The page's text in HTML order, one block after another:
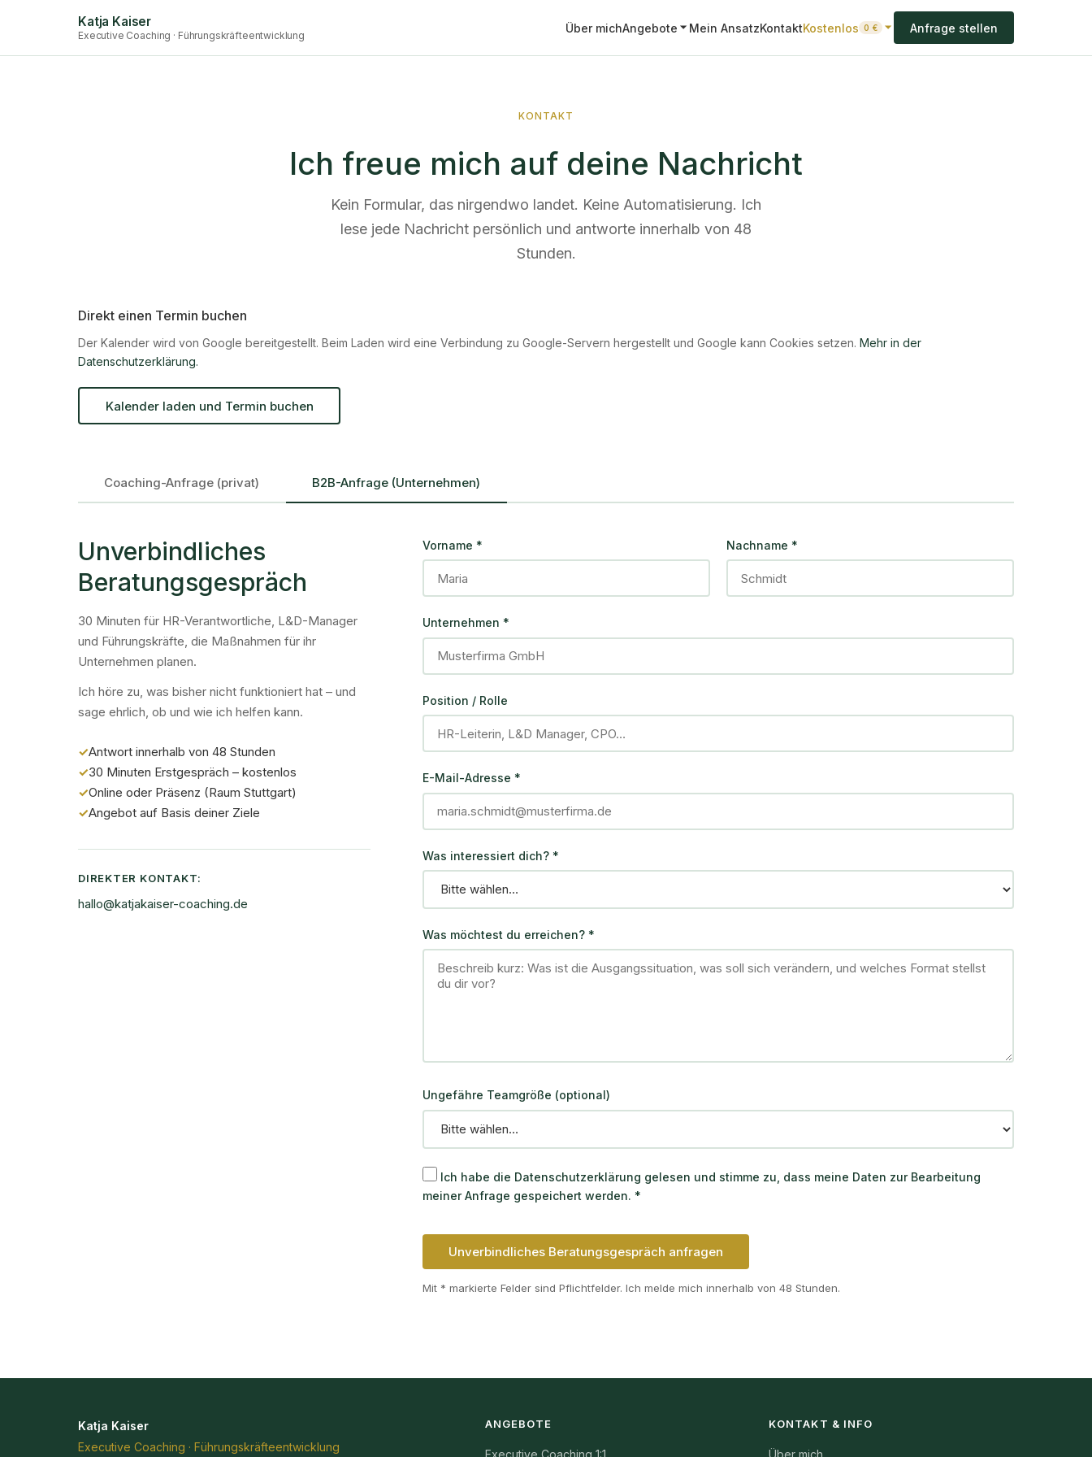
Katja Kaiser
Executive Coaching · Führungskräfteentwicklung
Über michAngebote Mein AnsatzKontaktKostenlos 0 € Anfrage stellen
KONTAKT
Ich freue mich auf deine Nachricht
Kein Formular, das nirgendwo landet. Keine Automatisierung. Ich
lese jede Nachricht persönlich und antworte innerhalb von 48
Stunden.
Direkt einen Termin buchen
Der Kalender wird von Google bereitgestellt. Beim Laden wird eine Verbindung zu Google-Servern hergestellt und Google kann Cookies setzen. Mehr in der
Datenschutzerklärung.
Kalender laden und Termin buchen
Coaching-Anfrage (privat) B2B-Anfrage (Unternehmen)
Unverbindliches
Beratungsgespräch
30 Minuten für HR-Verantwortliche, L&D-Manager
und Führungskräfte, die Maßnahmen für ihr
Unternehmen planen.
Ich höre zu, was bisher nicht funktioniert hat – und
sage ehrlich, ob und wie ich helfen kann.
✓Antwort innerhalb von 48 Stunden
✓30 Minuten Erstgespräch – kostenlos
✓Online oder Präsenz (Raum Stuttgart)
✓Angebot auf Basis deiner Ziele
DIREKTER KONTAKT:
hallo@katjakaiser-coaching.de
Vorname * Nachname *
Unternehmen *
Position / Rolle
E-Mail-Adresse *
Was interessiert dich? *
Was möchtest du erreichen? *
Ungefähre Teamgröße (optional)
Ich habe die Datenschutzerklärung gelesen und stimme zu, dass meine Daten zur Bearbeitung
meiner Anfrage gespeichert werden. *
Unverbindliches Beratungsgespräch anfragen
Mit * markierte Felder sind Pflichtfelder. Ich melde mich innerhalb von 48 Stunden.
Katja Kaiser
Executive Coaching · Führungskräfteentwicklung
ANGEBOTE
Executive Coaching 1:1
KONTAKT & INFO
Über mich